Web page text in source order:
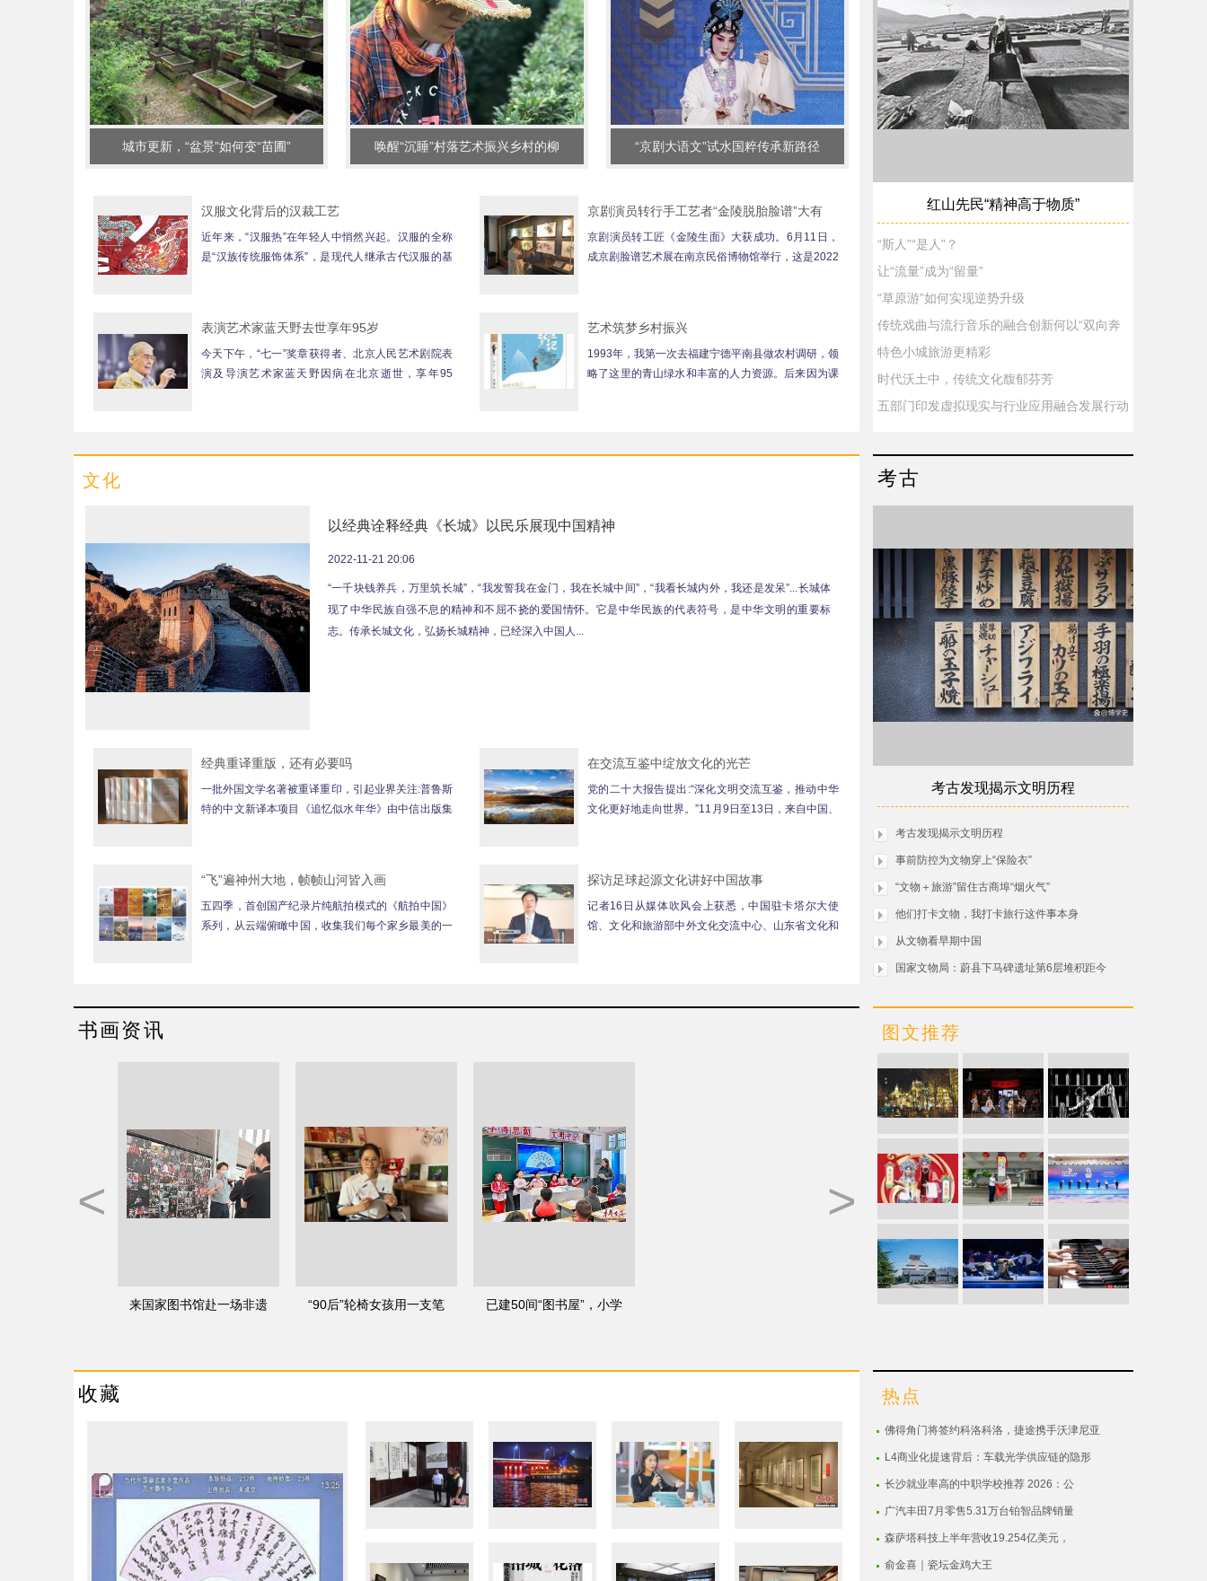
城市更新，“盆景”如何变“苗圃” 唤醒“沉睡”村落艺术振兴乡村的柳 “京剧大语文”试水国粹传承新路径
汉服文化背后的汉裁工艺
近年来，“汉服热”在年轻人中悄然兴起。汉服的全称
是“汉族传统服饰体系”，是现代人继承古代汉服的基
京剧演员转行手工艺者“金陵脱胎脸谱”大有
京剧演员转工匠《金陵生面》大获成功。6月11日，
成京剧脸谱艺术展在南京民俗博物馆举行，这是2022
表演艺术家蓝天野去世享年95岁
今天下午，“七一”奖章获得者、北京人民艺术剧院表
演及导演艺术家蓝天野因病在北京逝世，享年95
艺术筑梦乡村振兴
1993年，我第一次去福建宁德平南县做农村调研，领
略了这里的青山绿水和丰富的人力资源。后来因为课
文化
以经典诠释经典《长城》以民乐展现中国精神
2022-11-21 20:06
“一千块钱养兵，万里筑长城”，“我发誓我在金门，我在长城中间”，“我看长城内外，我还是发呆”...长城体
现了中华民族自强不息的精神和不屈不挠的爱国情怀。它是中华民族的代表符号，是中华文明的重要标
志。传承长城文化，弘扬长城精神，已经深入中国人...
经典重译重版，还有必要吗
一批外国文学名著被重译重印，引起业界关注:普鲁斯
特的中文新译本项目《追忆似水年华》由中信出版集
在交流互鉴中绽放文化的光芒
党的二十大报告提出:“深化文明交流互鉴，推动中华
文化更好地走向世界。”11月9日至13日，来自中国、
“飞”遍神州大地，帧帧山河皆入画
五四季，首创国产纪录片纯航拍模式的《航拍中国》
系列，从云端俯瞰中国，收集我们每个家乡最美的一
探访足球起源文化讲好中国故事
记者16日从媒体吹风会上获悉，中国驻卡塔尔大使
馆、文化和旅游部中外文化交流中心、山东省文化和
书画资讯
<
来国家图书馆赴一场非遗 “90后”轮椅女孩用一支笔 已建50间“图书屋”，小学
>
收藏
红山先民“精神高于物质”
“斯人”“是人”？
让“流量”成为“留量”
“草原游”如何实现逆势升级
传统戏曲与流行音乐的融合创新何以“双向奔
特色小城旅游更精彩
时代沃土中，传统文化馥郁芬芳
五部门印发虚拟现实与行业应用融合发展行动
考古
考古发现揭示文明历程
考古发现揭示文明历程
事前防控为文物穿上“保险衣”
“文物＋旅游”留住古商埠“烟火气”
他们打卡文物，我打卡旅行这件事本身
从文物看早期中国
国家文物局：蔚县下马碑遗址第6层堆积距今
图文推荐
热点
佛得角门将签约科洛科洛，捷途携手沃津尼亚
L4商业化提速背后：车载光学供应链的隐形
长沙就业率高的中职学校推荐 2026：公
广汽丰田7月零售5.31万台铂智品牌销量
森萨塔科技上半年营收19.254亿美元，
俞金喜｜瓷坛金鸡大王